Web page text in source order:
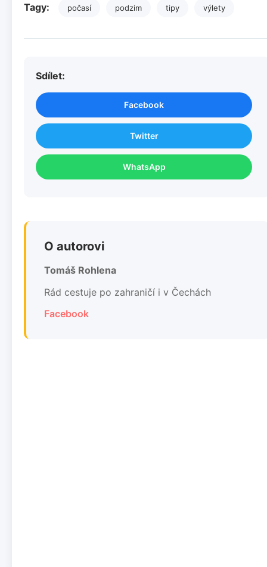
Tagy: počasí podzim tipy výlety
Sdílet:
Facebook
Twitter
WhatsApp
O autorovi
Tomáš Rohlena
Rád cestuje po zahraničí i v Čechách
Facebook